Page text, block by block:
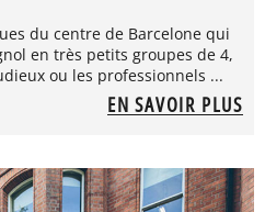
du centre de Barcelone qui
en très petits groupes de 4,
ou les professionnels ...
EN SAVOIR PLUS